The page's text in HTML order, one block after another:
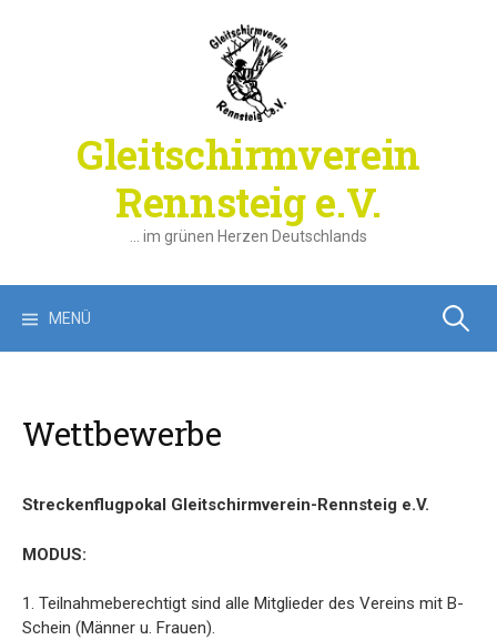
Gleitschirmverein
Rennsteig e.V.
… im grünen Herzen Deutschlands
MENÜ Suchen
Wettbewerbe
Streckenflugpokal Gleitschirmverein-Rennsteig e.V.
MODUS:
1. Teilnahmeberechtigt sind alle Mitglieder des Vereins mit B-
Schein (Männer u. Frauen).